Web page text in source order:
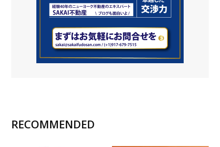
RECOMMENDED